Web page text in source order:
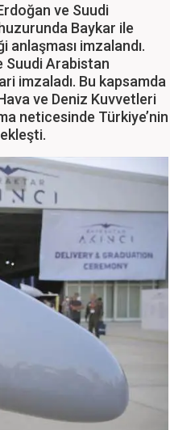
ve Suudi
Baykar ile
anlaşması imzalandı.
Suudi Arabistan
imzaladı. Bu kapsamda
ve Deniz Kuvvetleri
neticesinde Türkiye’nin